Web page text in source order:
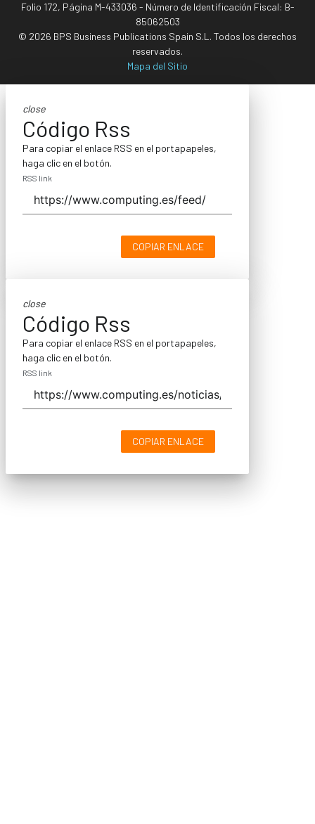
Folio 172, Página M-433036 - Número de Identificación Fiscal: B-
85062503
© 2026 BPS Business Publications Spain S.L. Todos los derechos
reservados.
Mapa del Sitio
close
Código Rss
Para copiar el enlace RSS en el portapapeles,
haga clic en el botón.
RSS link
COPIAR ENLACE
close
Código Rss
Para copiar el enlace RSS en el portapapeles,
haga clic en el botón.
RSS link
COPIAR ENLACE